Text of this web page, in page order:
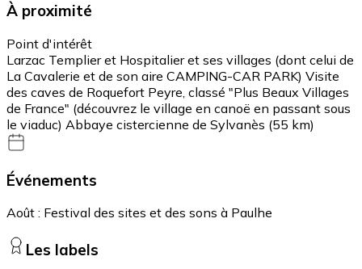
À proximité
Point d'intérêt
Larzac Templier et Hospitalier et ses villages (dont celui de
La Cavalerie et de son aire CAMPING-CAR PARK) Visite
des caves de Roquefort Peyre, classé "Plus Beaux Villages
de France" (découvrez le village en canoë en passant sous
le viaduc) Abbaye cistercienne de Sylvanès (55 km)
Événements
Août : Festival des sites et des sons à Paulhe
Les labels